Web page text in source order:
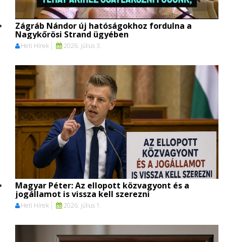
Zágráb Nándor új hatóságokhoz fordulna a
Nagykőrösi Strand ügyében
Heti Hírek 2026. július 3.
Magyar Péter: Az ellopott közvagyont és a
jogállamot is vissza kell szerezni
Heti Hírek 2026. július 1.